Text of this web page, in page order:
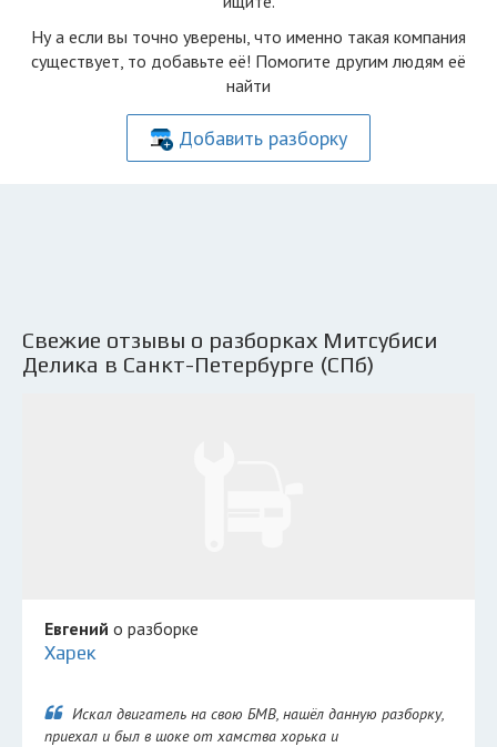
Ну а если вы точно уверены, что именно такая компания
существует, то добавьте её! Помогите другим людям её
найти
Добавить разборку
Свежие отзывы о разборках Митсубиси
Делика в Санкт-Петербурге (СПб)
Евгений о разборке
Харек
Искал двигатель на свою БМВ, нашёл данную разборку,
приехал и был в шоке от хамства хорька и